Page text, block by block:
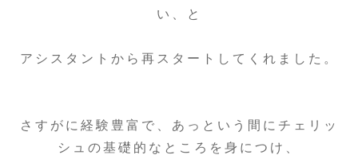
い、と
アシスタントから再スタートしてくれました。
さすがに経験豊富で、あっという間にチェリッ
シュの基礎的なところを身につけ、